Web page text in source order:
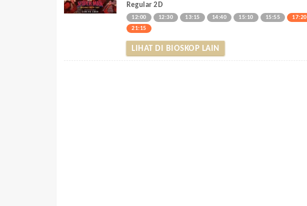
Regular 2D
12:00 12:30 13:15 14:40 15:10 15:55 17:20
21:15
LIHAT DI BIOSKOP LAIN